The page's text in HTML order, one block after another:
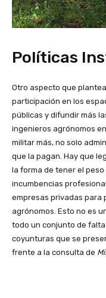
Políticas
Otro aspecto que
participación en los
públicas y difundir más
ingenieros agrónomos
militar más, no solo
que la pagan. Hay que
la forma de tener el
incumbencias
empresas privadas para
agrónomos. Esto no es
todo un conjunto de
coyunturas que se
frente a la consulta de